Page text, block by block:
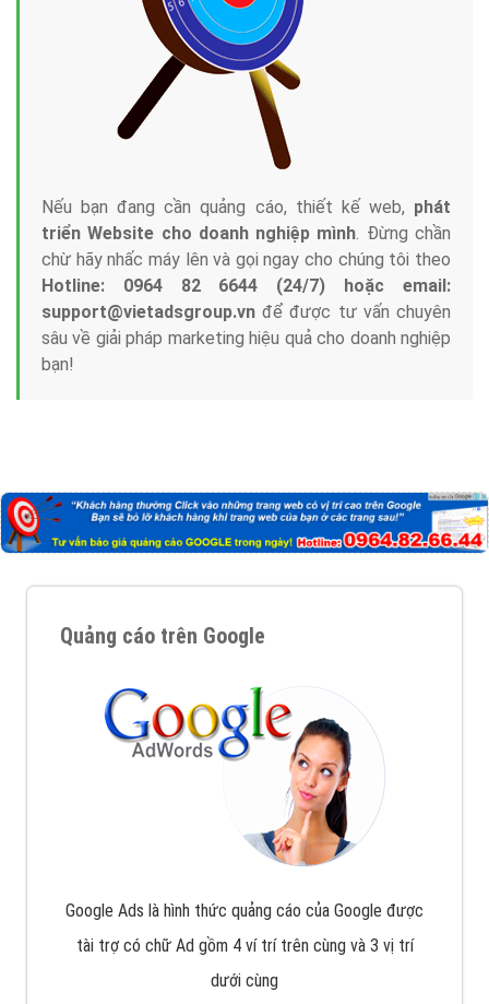
Nếu bạn đang cần quảng cáo, thiết kế web, phát
triển Website cho doanh nghiệp mình. Đừng chần
chừ hãy nhấc máy lên và gọi ngay cho chúng tôi theo
Hotline: 0964 82 6644 (24/7) hoặc email:
support@vietadsgroup.vn để được tư vấn chuyên
sâu về giải pháp marketing hiệu quả cho doanh nghiệp
bạn!
Quảng cáo trên Google
Google Ads là hình thức quảng cáo của Google được
tài trợ có chữ Ad gồm 4 ví trí trên cùng và 3 vị trí
dưới cùng